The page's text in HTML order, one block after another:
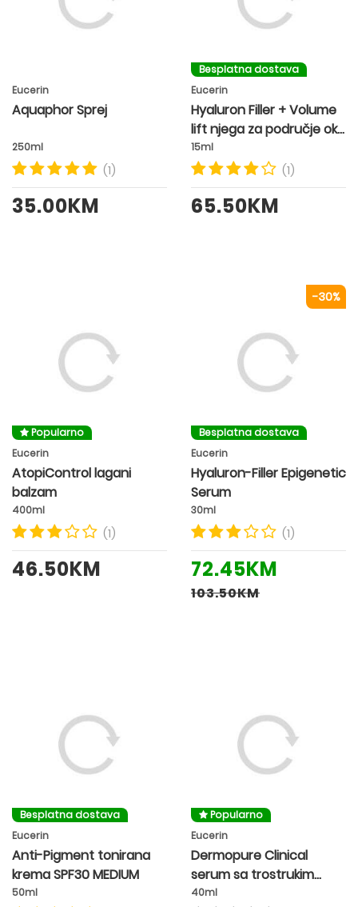
Eucerin
Aquaphor Sprej
250ml
(1)
35.00KM
Besplatna dostava
Eucerin
Hyaluron Filler + Volume
lift njega za područje oko
očiju
15ml
(1)
65.50KM
Popularno
Eucerin
AtopiControl lagani
balzam
400ml
(1)
46.50KM
-30%
Besplatna dostava
Eucerin
Hyaluron-Filler Epigenetic
Serum
30ml
(1)
103.50KM
72.45KM
Besplatna dostava
Eucerin
Anti-Pigment tonirana
krema SPF30 MEDIUM
50ml
Popularno
Eucerin
Dermopure Clinical
serum sa trostrukim
djelovanjem
40ml